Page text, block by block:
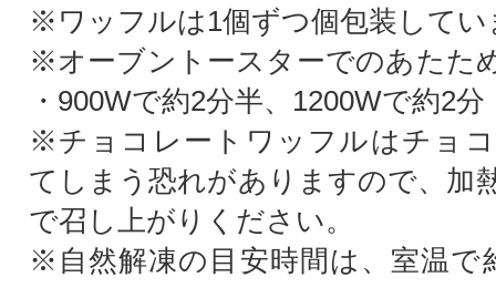
※ワッフルは1個ずつ個包装してい
※オーブントースターでのあたた
・900Wで約2分半、1200Wで約2分
※チョコレートワッフルはチョ
てしまう恐れがありますので、加
で召し上がりください。
※自然解凍の目安時間は、室温で